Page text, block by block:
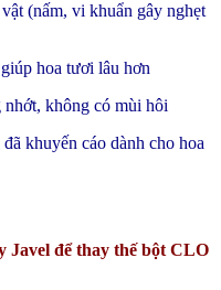
(nấm, vi khuẩn gây nghẹt
hoa tươi lâu hơn
không có mùi hôi
khuyến cáo dành cho hoa
Javel để thay thế bột CLO